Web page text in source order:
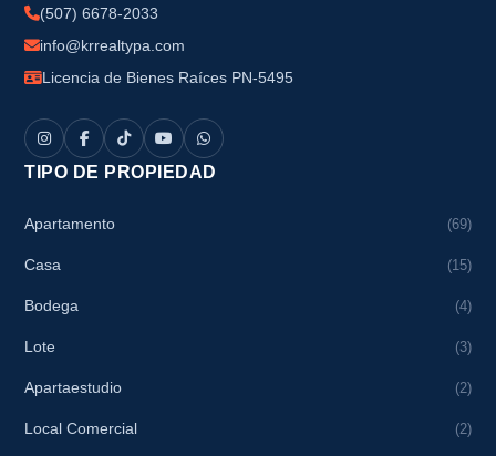
(507) 6678-2033
info@krrealtypa.com
Licencia de Bienes Raíces PN-5495
TIPO DE PROPIEDAD
Apartamento (69)
Casa (15)
Bodega (4)
Lote (3)
Apartaestudio (2)
Local Comercial (2)